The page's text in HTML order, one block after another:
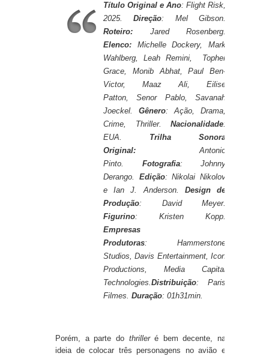
Título Original e Ano: Flight Risk,
2025.Direção: Mel Gibson.
Roteiro: Jared Rosenberg.
Elenco: Michelle Dockery, Mark
Wahlberg, Leah Remini, Topher
Grace, Monib Abhat, Paul Ben-
Victor, Maaz Ali, Eilise
Patton, Senor Pablo, Savanah
Joeckel. Gênero: Ação, Drama,
Crime, Thriller. Nacionalidade:
EUA. Trilha Sonora
Original: Antonio
Pinto. Fotografia: Johnny
Derango. Edição: Nikolai Nikolov
e Ian J. Anderson. Design de
Produção: David Meyer.
Figurino: Kristen Kopp.
Empresas
Produtoras: Hammerstone
Studios, Davis Entertainment, Icon
Productions, Media Capital
Technologies.Distribuição: Paris
Filmes. Duração: 01h31min.
Porém, a parte do thrilleré bem decente, na
ideia de colocar três personagens no avião e